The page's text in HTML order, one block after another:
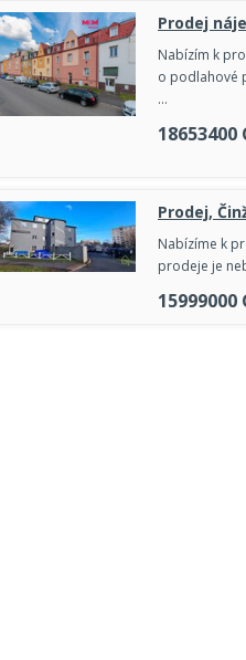
Prodej
Nabízím k
o podlahové
…
18653400
Prodej,
Nabízíme k
prodeje je
15999000